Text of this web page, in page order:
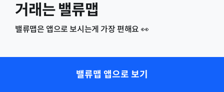
거래는 밸류맵
밸류맵은 앱으로 보시는게 가장 편해요 👀
밸류맵 앱으로 보기